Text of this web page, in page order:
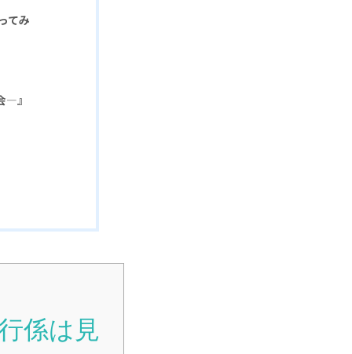
てみ
―』
係は見